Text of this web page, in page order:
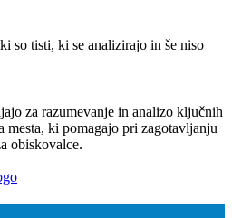
so tisti, ki se analizirajo in še niso
za razumevanje in analizo ključnih
mesta, ki pomagajo pri zagotavljanju
obiskovalce.